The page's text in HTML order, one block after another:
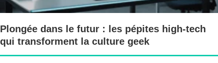
Plongée dans le futur : les pépites high-tech
qui transforment la culture geek